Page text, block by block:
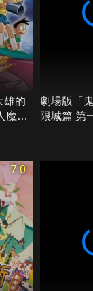
雄的
魔法
劇場版「
限城篇 第
7.0